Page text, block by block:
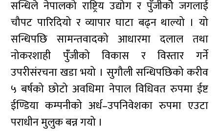
सन्धिले नेपालको राष्ट्रिय उद्योग र पुँजीकोे जगलाई
चौपट पारिदियो र व्यापार घाटा बढ्न थाल्यो । यो
सन्धिपछि सामन्तवादको आधारमा दलाल तथा
नोकरशाही पुँंजीको विकास र विस्तार गर्ने
उपरीसंरचना खडा भयो । सुगौली सन्धिपछिको करीव
५ बर्षको छोटो अवधिमा नेपाल विधिवत रुपमा ईष्ट
ईण्डिया कम्पनीको अर्ध–उपनिवेशका रुपमा एउटा
पराधीन मुलुक बन्न गयो ।